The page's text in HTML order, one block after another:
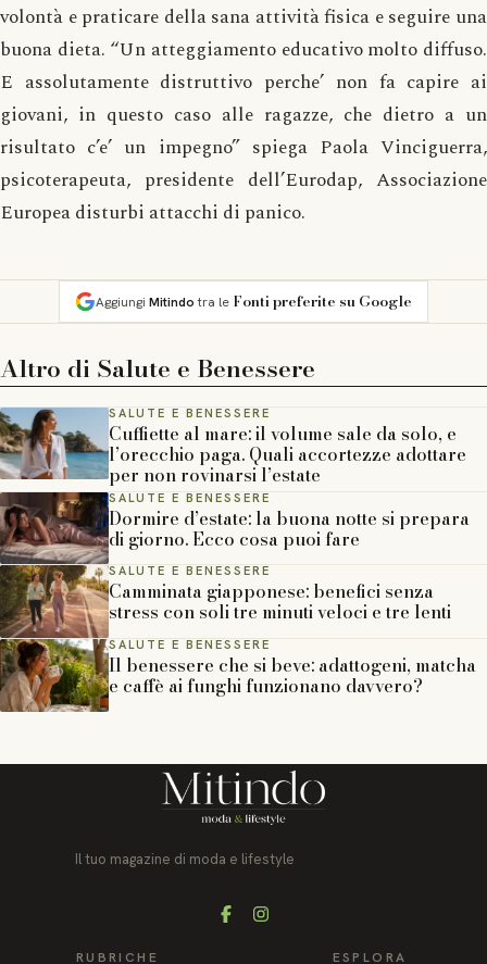
volontà e praticare della sana attività fisica e seguire una
buona dieta. “Un atteggiamento educativo molto diffuso.
E assolutamente distruttivo perche’ non fa capire ai
giovani, in questo caso alle ragazze, che dietro a un
risultato c’e’ un impegno” spiega Paola Vinciguerra,
psicoterapeuta, presidente dell’Eurodap, Associazione
Europea disturbi attacchi di panico.
Aggiungi Mitindotra le Fonti preferite su Google
Altro di Salute e Benessere
SALUTE E BENESSERE
Cuffiette al mare: il volume sale da solo, e
l’orecchio paga. Quali accortezze adottare
per non rovinarsi l’estate
SALUTE E BENESSERE
Dormire d’estate: la buona notte si prepara
di giorno. Ecco cosa puoi fare
SALUTE E BENESSERE
Camminata giapponese: benefici senza
stress con soli tre minuti veloci e tre lenti
SALUTE E BENESSERE
Il benessere che si beve: adattogeni, matcha
e caffè ai funghi funzionano davvero?
Il tuo magazine di moda e lifestyle
FacebookInstagram
RUBRICHE ESPLORA